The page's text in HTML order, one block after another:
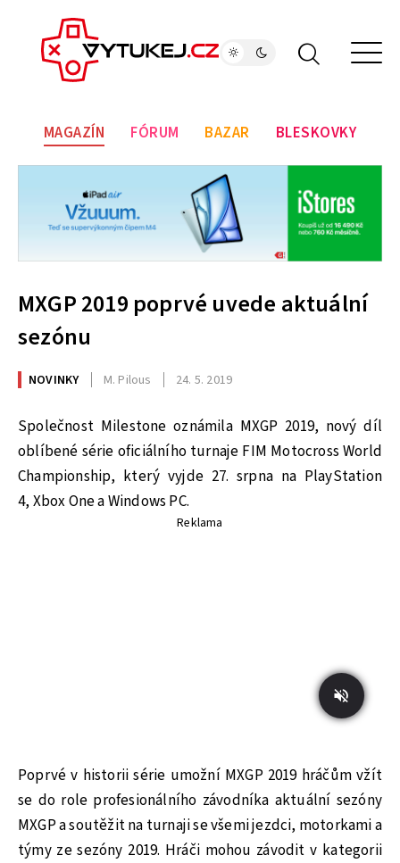
MAGAZÍN FÓRUM BAZAR BLESKOVKY
MXGP 2019 poprvé uvede aktuální
sezónu
NOVINKY M. Pilous 24. 5. 2019
Společnost Milestone oznámila MXGP 2019, nový díl
oblíbené série oficiálního turnaje FIM Motocross World
Championship, který vyjde 27. srpna na PlayStation
4, Xbox One a Windows PC.
Reklama
Poprvé v historii série umožní MXGP 2019 hráčům vžít
se do role profesionálního závodníka aktuální sezóny
MXGP a soutěžit na turnaji se všemi jezdci, motorkami a
týmy ze sezóny 2019. Hráči mohou závodit v kategorii